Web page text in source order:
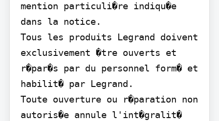
mention particuli�re indiqu�e
dans la notice.
Tous les produits Legrand doivent
exclusivement �tre ouverts et
r�par�s par du personnel form� et
habilit� par Legrand.
Toute ouverture ou r�paration non
autoris�e annule l'int�gralit�